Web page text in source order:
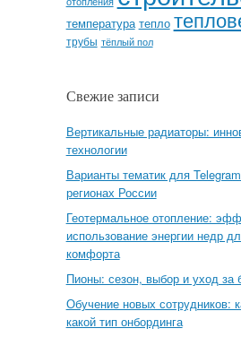
температура тепло
трубы тёплый пол
Свежие записи
Вертикальные радиаторы:
технологии
Варианты тематик для
регионах России
Геотермальное отопление:
использование энергии недр
комфорта
Пионы: сезон, выбор и уход за
Обучение новых сотрудников:
какой тип онбординга